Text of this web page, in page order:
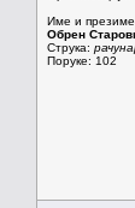
Име и
Обрен
Струка:
Поруке: 102